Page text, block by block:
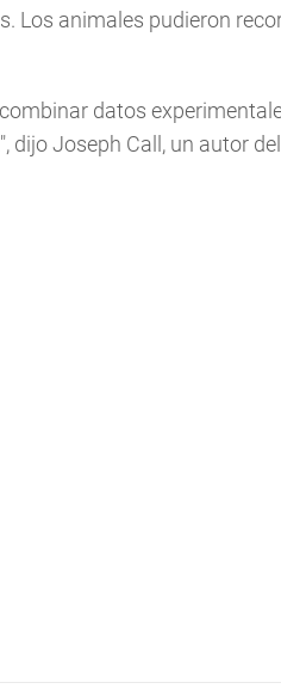
Los animales pudieron
datos
dijo Joseph Call, un autor